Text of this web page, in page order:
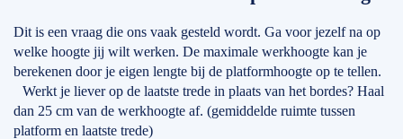
Dit is een vraag die ons vaak gesteld wordt. Ga voor jezelf na op
welke hoogte jij wilt werken. De maximale werkhoogte kan je
berekenen door je eigen lengte bij de platformhoogte op te tellen.
Werkt je liever op de laatste trede in plaats van het bordes? Haal
dan 25 cm van de werkhoogte af. (gemiddelde ruimte tussen
platform en laatste trede)